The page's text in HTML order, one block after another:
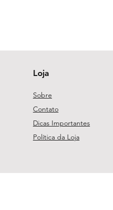
Loja
Sobre
Contato
Dicas Importantes
Política da Loja